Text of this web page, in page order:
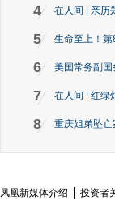
4 在人间 | 亲历
5 生命至上！
6 美国常务副
7 在人间 | 红绿
8 重庆姐弟坠
凤凰新媒体介绍 投资者